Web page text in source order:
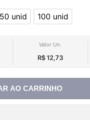
50 unid
50 unid
100 unid
100 unid
Valor Un.
R$ 12,73
AO CARRINHO